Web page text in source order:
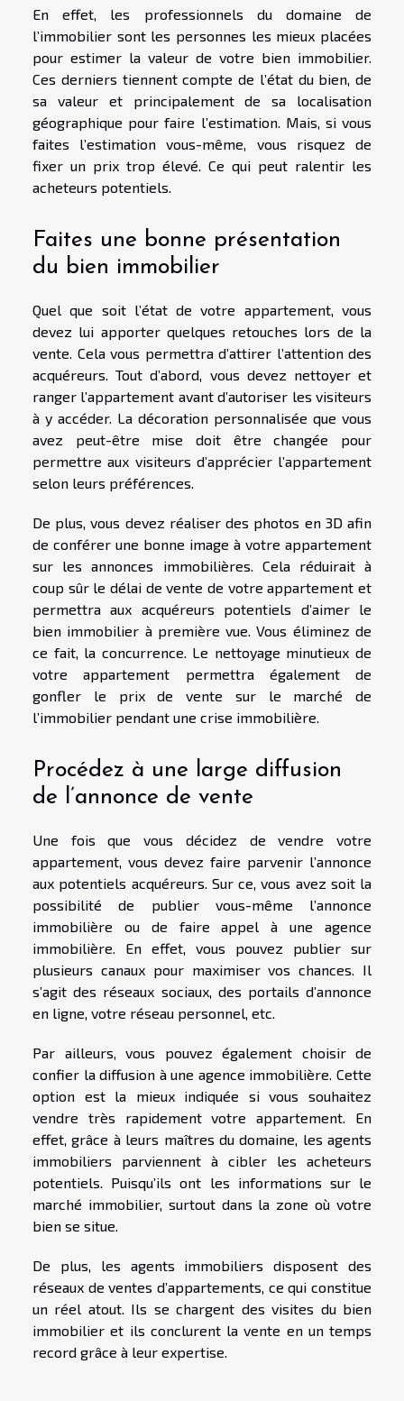
En effet, les professionnels du domaine de
l’immobilier sont les personnes les mieux placées
pour estimer la valeur de votre bien immobilier.
Ces derniers tiennent compte de l’état du bien, de
sa valeur et principalement de sa localisation
géographique pour faire l’estimation. Mais, si vous
faites l’estimation vous-même, vous risquez de
fixer un prix trop élevé. Ce qui peut ralentir les
acheteurs potentiels.
Faites une bonne présentation
du bien immobilier
Quel que soit l’état de votre appartement, vous
devez lui apporter quelques retouches lors de la
vente. Cela vous permettra d’attirer l’attention des
acquéreurs. Tout d’abord, vous devez nettoyer et
ranger l’appartement avant d’autoriser les visiteurs
à y accéder. La décoration personnalisée que vous
avez peut-être mise doit être changée pour
permettre aux visiteurs d’apprécier l’appartement
selon leurs préférences.
De plus, vous devez réaliser des photos en 3D afin
de conférer une bonne image à votre appartement
sur les annonces immobilières. Cela réduirait à
coup sûr le délai de vente de votre appartement et
permettra aux acquéreurs potentiels d’aimer le
bien immobilier à première vue. Vous éliminez de
ce fait, la concurrence. Le nettoyage minutieux de
votre appartement permettra également de
gonfler le prix de vente sur le marché de
l’immobilier pendant une crise immobilière.
Procédez à une large diffusion
de l’annonce de vente
Une fois que vous décidez de vendre votre
appartement, vous devez faire parvenir l’annonce
aux potentiels acquéreurs. Sur ce, vous avez soit la
possibilité de publier vous-même l’annonce
immobilière ou de faire appel à une agence
immobilière. En effet, vous pouvez publier sur
plusieurs canaux pour maximiser vos chances. Il
s’agit des réseaux sociaux, des portails d’annonce
en ligne, votre réseau personnel, etc.
Par ailleurs, vous pouvez également choisir de
confier la diffusion à une agence immobilière. Cette
option est la mieux indiquée si vous souhaitez
vendre très rapidement votre appartement. En
effet, grâce à leurs maîtres du domaine, les agents
immobiliers parviennent à cibler les acheteurs
potentiels. Puisqu’ils ont les informations sur le
marché immobilier, surtout dans la zone où votre
bien se situe.
De plus, les agents immobiliers disposent des
réseaux de ventes d’appartements, ce qui constitue
un réel atout. Ils se chargent des visites du bien
immobilier et ils conclurent la vente en un temps
record grâce à leur expertise.